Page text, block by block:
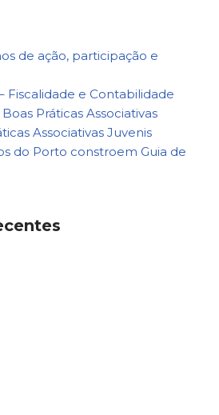
de ação, participação e
Fiscalidade e Contabilidade
Práticas Associativas
Associativas Juvenis
do Porto constroem Guia de